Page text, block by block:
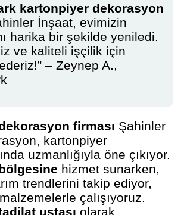
kartonpiyer dekorasyon
İnşaat, evimizin
harika bir şekilde yeniledi.
ve kaliteli işçilik için
– Zeynep A.,
firması Şahinler
kartonpiyer
uzmanlığıyla öne çıkıyor.
hizmet sunarken,
trendlerini takip ediyor,
çalışıyoruz.
ustası olarak,